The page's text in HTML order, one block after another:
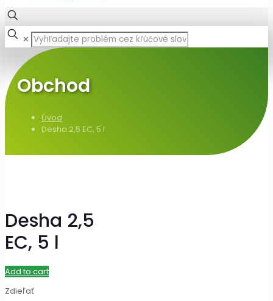
✕
Obchod
Úvod
Desha 2,5 EC, 5 l
Desha 2,5
EC, 5 l
Add to cart
Zdieľať